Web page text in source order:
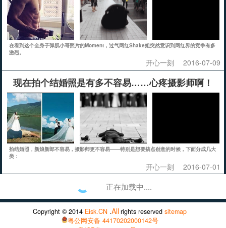
在看到这个全身子弹肌小哥照片的Moment，过气网红Shake姐突然意识到网红界的竞争有多
激烈。
开心一刻 2016-07-09
现在拍个结婚照是有多不容易……心疼摄影师啊！
拍结婚照，新娘新郎不容易，摄影师更不容易——特别是想要搞点创意的时候，下面分成几大
类：
开心一刻 2016-07-01
正在加载中....
Copyright © 2014 Eisk.CN .Allrights reservedsitemap
粤公网安备 44170202000142号